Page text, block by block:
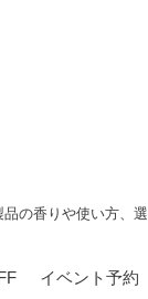
の香りや使い方、選
イベント予約